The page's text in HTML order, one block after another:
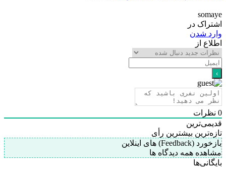
somaye
اشتراک در
وارد شدن
اطلاع از
0 نظرات
قدیمی‌ترین
تازه‌ترین بیشترین رأی
بازخورد (Feedback) های اینلاین
مشاهده همه دیدگاه ها
بایگانی‌ها